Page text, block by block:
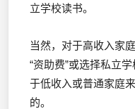
立学校读书。
当然，对于高收入家
“资助费”或选择私立
于低收入或普通家庭
的。